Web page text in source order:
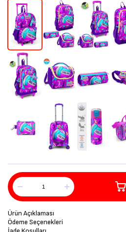
Ürün Açıklaması
Ödeme Seçenekleri